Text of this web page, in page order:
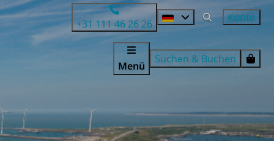
+31 111 46 26 26 Konto
Menü
Suchen & Buchen